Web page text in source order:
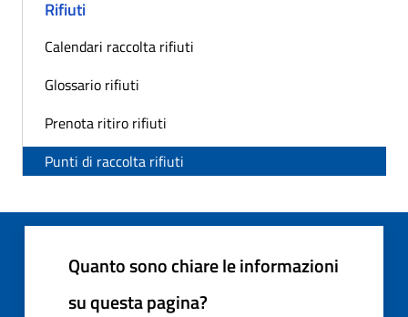
Rifiuti
Calendari raccolta rifiuti
Glossario rifiuti
Prenota ritiro rifiuti
Punti di raccolta rifiuti
Quanto sono chiare le informazioni
su questa pagina?